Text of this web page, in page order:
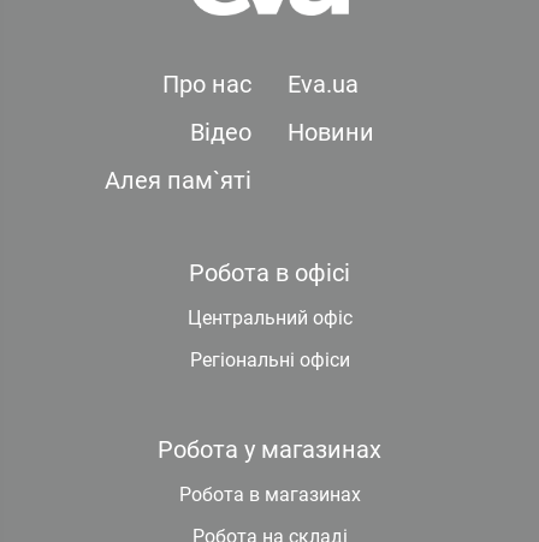
Про нас
Eva.ua
Відео
Новини
Алея пам`яті
Робота в офісі
Центральний офіс
Регіональні офіси
Робота у магазинах
Робота в магазинах
Робота на складі